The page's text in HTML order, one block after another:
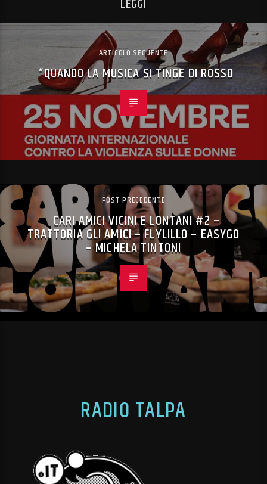
LEGGI
ARTICOLO SEGUENTE
“QUANDO LA MUSICA SI TINGE DI ROSSO
POST PRECEDENTE
CARI AMICI VICINI E LONTANI #2 –
TRATTORIA GLI AMICI – FLYLILLO – EASYGO
– MICHELA TINTONI
RADIO TALPA